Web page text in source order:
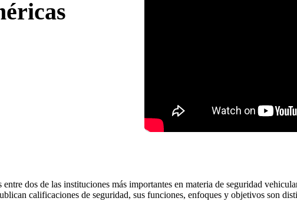
dos de las instituciones más importantes en materia de seguridad
calificaciones de seguridad, sus funciones, enfoques y objetivos son